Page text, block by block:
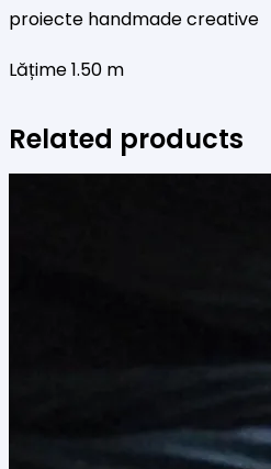
proiecte handmade creative
Lățime 1.50 m
Related products